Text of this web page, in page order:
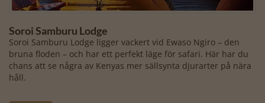
Soroi Samburu Lodge
Soroi Samburu Lodge ligger vackert vid Ewaso Ngiro – den
bruna floden – och har ett perfekt läge för safari. Här har du
chans att se några av Kenyas mer sällsynta djurarter på nära
håll.